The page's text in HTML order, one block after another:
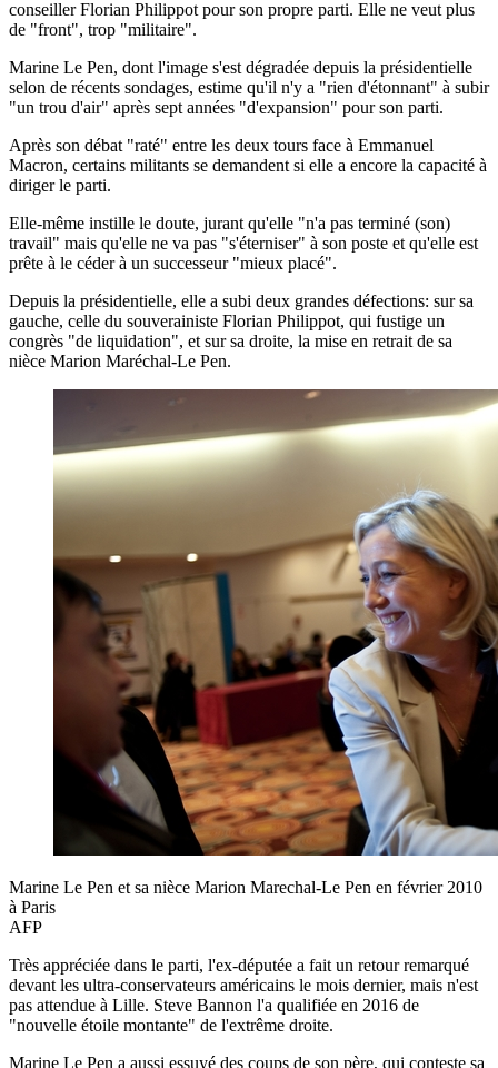
conseiller Florian Philippot pour son propre parti. Elle ne veut plus
de "front", trop "militaire".
Marine Le Pen, dont l'image s'est dégradée depuis la présidentielle
selon de récents sondages, estime qu'il n'y a "rien d'étonnant" à subir
"un trou d'air" après sept années "d'expansion" pour son parti.
Après son débat "raté" entre les deux tours face à Emmanuel
Macron, certains militants se demandent si elle a encore la capacité à
diriger le parti.
Elle-même instille le doute, jurant qu'elle "n'a pas terminé (son)
travail" mais qu'elle ne va pas "s'éterniser" à son poste et qu'elle est
prête à le céder à un successeur "mieux placé".
Depuis la présidentielle, elle a subi deux grandes défections: sur sa
gauche, celle du souverainiste Florian Philippot, qui fustige un
congrès "de liquidation", et sur sa droite, la mise en retrait de sa
nièce Marion Maréchal-Le Pen.
Marine Le Pen et sa nièce Marion Marechal-Le Pen en février 2010
à Paris
AFP
Très appréciée dans le parti, l'ex-députée a fait un retour remarqué
devant les ultra-conservateurs américains le mois dernier, mais n'est
pas attendue à Lille. Steve Bannon l'a qualifiée en 2016 de
"nouvelle étoile montante" de l'extrême droite.
Marine Le Pen a aussi essuyé des coups de son père, qui conteste sa